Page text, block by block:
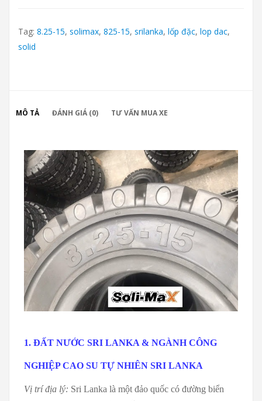
Tag: 8.25-15, solimax, 825-15, srilanka, lốp đặc, lop dac,
solid
MÔ TẢ ĐÁNH GIÁ (0) TƯ VẤN MUA XE
1. ĐẤT NƯỚC SRI LANKA & NGÀNH CÔNG
NGHIỆP CAO SU TỰ NHIÊN SRI LANKA
Vị trí địa lý: Sri Lanka là một đảo quốc có đường biển